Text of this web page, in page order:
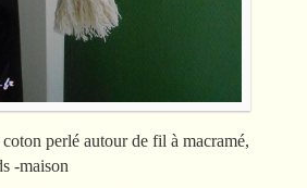
perlé autour de fil à macramé,
-maison